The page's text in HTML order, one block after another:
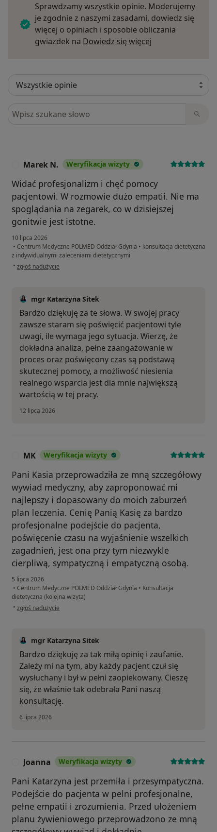
Sprawdzamy wszystkie opinie. Moderujemy
je zgodnie z naszymi zasadami, dowiedz się
więcej o opiniach i sposobie obliczania
gwiazdek na Dowiedz się więcej
Szukaj w opiniach
Marek N. Weryfikacja wizyty
Widać profesjonalizm i chęć pomocy
pacjentowi. W rozmowie dużo empatii. Nie ma
spoglądania na zegarek, co w dzisiejszej
gonitwie jest istotne.
10 lipca 2026
• Centrum Medyczne POLMED Oddział Gdynia • konsultacja dietetyczna
z indywidualnymi zaleceniami dietetycznymi
• w opinii użytkownika Marek N.
zgłoś nadużycie
mgr Katarzyna Sitek
Bardzo dziękuję za te słowa. W swojej pracy
zawsze staram się poświęcić pacjentowi tyle
uwagi, ile wymaga jego sytuacja. Wierzę, że
dokładna analiza, pełne zaangażowanie w
proces oraz poświęcony czas są podstawą
skutecznej pomocy, a możliwość niesienia
realnego wsparcia jest dla mnie największą
wartością w tej pracy.
12 lipca 2026
MK Weryfikacja wizyty
Pani Kasia przeprowadziła ze mną szczegółowy
wywiad medyczny, aby zaproponować mi
najlepszy i dopasowany do moich zaburzeń
plan leczenia. Cenię Panią Kasię za bardzo
profesjonalne podejście do pacjenta,
poświęcenie czasu na wyjaśnienie wszelkich
zagadnień, jest ona przy tym niezwykle
cierpliwą, sympatyczną i empatyczną osobą.
5 lipca 2026
• Centrum Medyczne POLMED Oddział Gdynia • Konsultacja
dietetyczna (kolejna wizyta)
• w opinii użytkownika MK
zgłoś nadużycie
mgr Katarzyna Sitek
Bardzo dziękuję za tak miłą opinię i zaufanie.
Zależy mi na tym, aby każdy pacjent czuł się
wysłuchany i był w pełni zaopiekowany. Cieszę
się, że właśnie tak odebrała Pani naszą
konsultację.
6 lipca 2026
Joanna Weryfikacja wizyty
Pani Katarzyna jest przemiła i przesympatyczna.
Podejście do pacjenta w pelni profesjonalne,
pełne empatii i zrozumienia. Przed ułożeniem
planu żywieniowego przeprowadzono ze mną